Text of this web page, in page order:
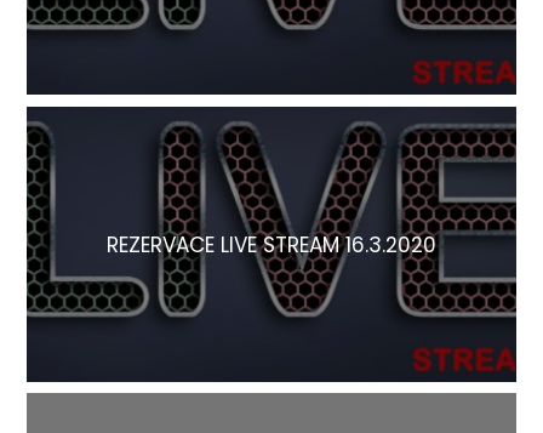
REZERVACE LIVE STREAM 16.3.2020